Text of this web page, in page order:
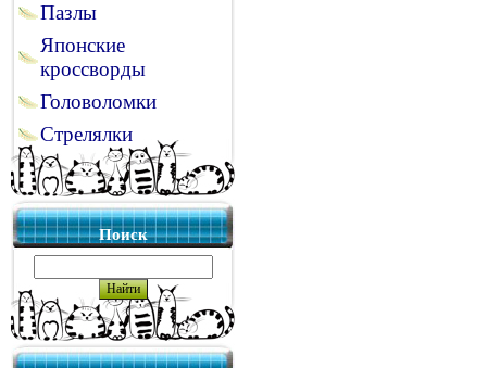
Пазлы
Японские
кроссворды
Головоломки
Стрелялки
Поиск